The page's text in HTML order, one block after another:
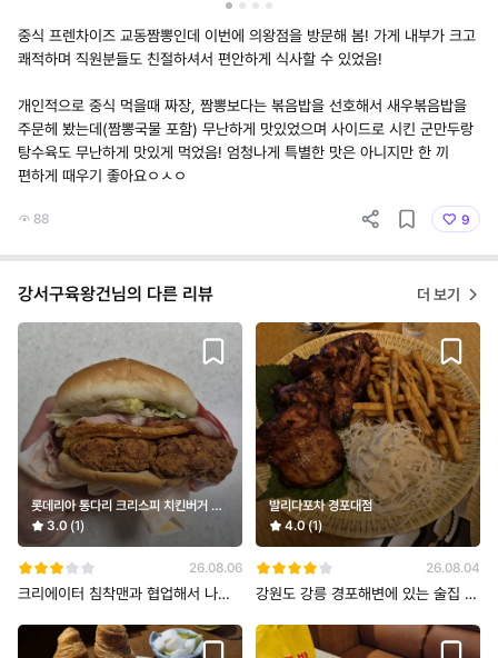
중식 프렌차이즈 교동짬뽕인데 이번에 의왕점을 방문해 봄! 가게 내부가 크고
쾌적하며 직원분들도 친절하셔서 편안하게 식사할 수 있었음!
개인적으로 중식 먹을때 짜장, 짬뽕보다는 볶음밥을 선호해서 새우볶음밥을
주문헤 봤는데(짬뽕국물 포함) 무난하게 맛있었으며 사이드로 시킨 군만두랑
탕수육도 무난하게 맛있게 먹었음! 엄청나게 특별한 맛은 아니지만 한 끼
편하게 때우기 좋아요ㅇㅅㅇ
88 9
강서구육왕건님의 다른 리뷰 더 보기
롯데리아 통다리 크리스피 치킨버거 세
트(그릭랜치)
3.0 (1)
26.08.06
크리에이터 침착맨과 협업해서 나온
스피
발리다포차 경포대점
4.0(1)
26.08.04
강원도 강릉 경포해변에 있는 술집 프